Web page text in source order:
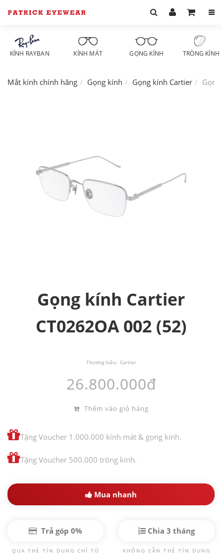
KÍNH RAYBAN KÍNH MÁT GỌNG KÍNH TRÒNG KÍNH
Mắt kính chính hãng Gọng kính Gọng kính Cartier
Gọng kính Cartier
CT0262OA 002 (52)
Thương hiệu: Cartier
26.800.000đ
Thêm vào giỏ hàng
Tặng Voucher 1.000.000 kính mát & gọng kính.
Tặng Voucher 500.000 tròng kính.
Mua nhanh
Trả góp 0%
QUA THẺ TÍN DỤNG CHỈ TỪ
Chia 3 tháng
KHÔNG CẦN THẺ TÍN DỤNG